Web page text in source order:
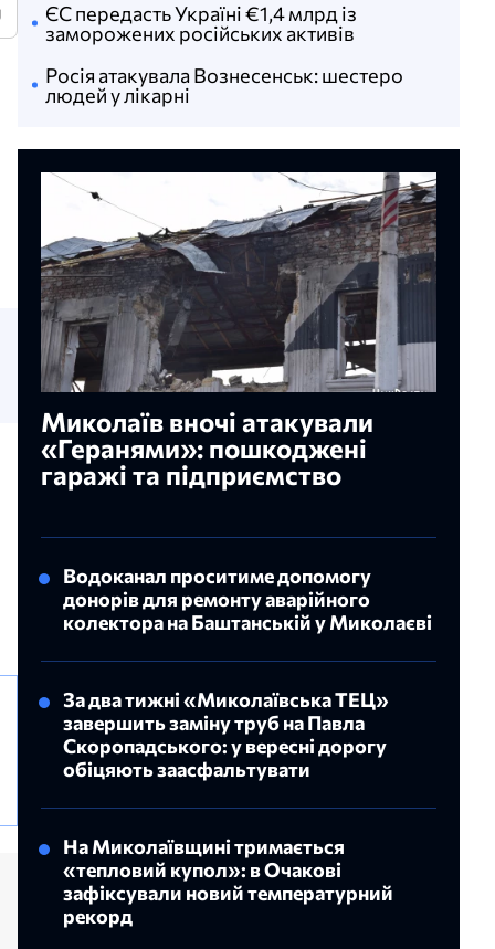
ЄС передасть Україні €1,4 млрд із
заморожених російських активів
Росія атакувала Вознесенськ: шестеро
людей у лікарні
Миколаїв вночі атакували
«Геранями»: пошкоджені
гаражі та підприємство
Водоканал проситиме допомогу
донорів для ремонту аварійного
колектора на Баштанській у Миколаєві
За два тижні «Миколаївська ТЕЦ»
завершить заміну труб на Павла
Скоропадського: у вересні дорогу
обіцяють заасфальтувати
На Миколаївщині тримається
«тепловий купол»: в Очакові
зафіксували новий температурний
рекорд